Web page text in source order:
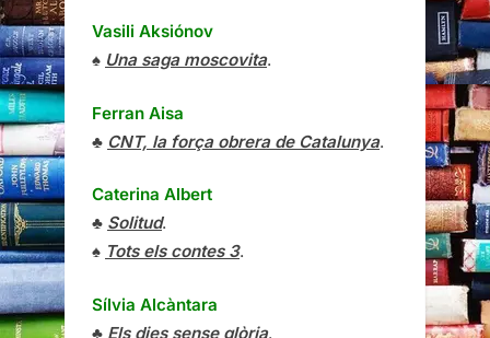
Vasili Aksiónov
♠ Una saga moscovita.
Ferran Aisa
♣ CNT, la força obrera de Catalunya.
Caterina Albert
♣ Solitud.
♠ Tots els contes 3.
Sílvia Alcàntara
♣ Els dies sense glòria.